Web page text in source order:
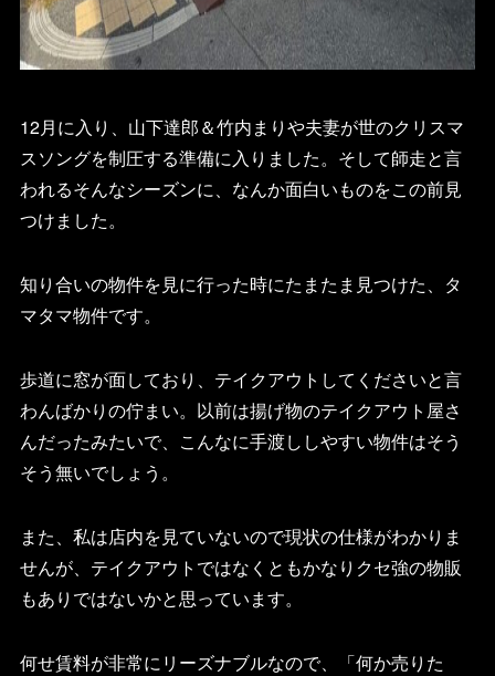
12月に入り、山下達郎＆竹内まりや夫妻が世のクリスマ
スソングを制圧する準備に入りました。そして師走と言
われるそんなシーズンに、なんか面白いものをこの前見
つけました。
知り合いの物件を見に行った時にたまたま見つけた、タ
マタマ物件です。
歩道に窓が面しており、テイクアウトしてくださいと言
わんばかりの佇まい。以前は揚げ物のテイクアウト屋さ
んだったみたいで、こんなに手渡ししやすい物件はそう
そう無いでしょう。
また、私は店内を見ていないので現状の仕様がわかりま
せんが、テイクアウトではなくともかなりクセ強の物販
もありではないかと思っています。
何せ賃料が非常にリーズナブルなので、「何か売りた